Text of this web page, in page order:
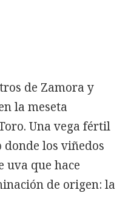
de Zamora y
la meseta
Una vega fértil
los viñedos
uva que hace
de origen: la